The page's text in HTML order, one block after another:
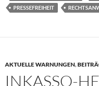
PRESSEFREIHEIT
AKTUELLE WARNUNGEN,
INKASSO-